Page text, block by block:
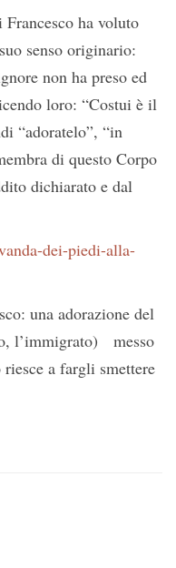
ha voluto
senso originario:
non ha preso ed
loro: “Costui è il
“adoratelo”, “in
di questo Corpo
dichiarato e dal
dei-piedi-alla-
una adorazione del
l’immigrato) messo
a fargli smettere